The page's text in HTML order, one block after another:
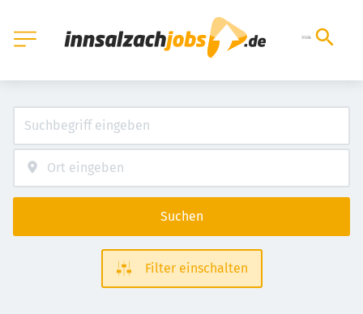
Suchen
Filter einschalten